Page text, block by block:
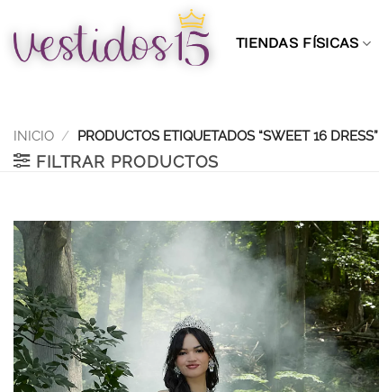
contenido
TIENDAS FÍSICAS
INICIO / PRODUCTOS ETIQUETADOS “SWEET 16 DRESS”
FILTRAR PRODUCTOS